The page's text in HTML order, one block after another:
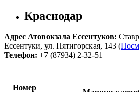
Краснодар
Адрес Атовокзала Ессентуков:
Ессентуки, ул. Пятигорская, 143 (
Телефон: +7 (87934) 2-32-51
Номер